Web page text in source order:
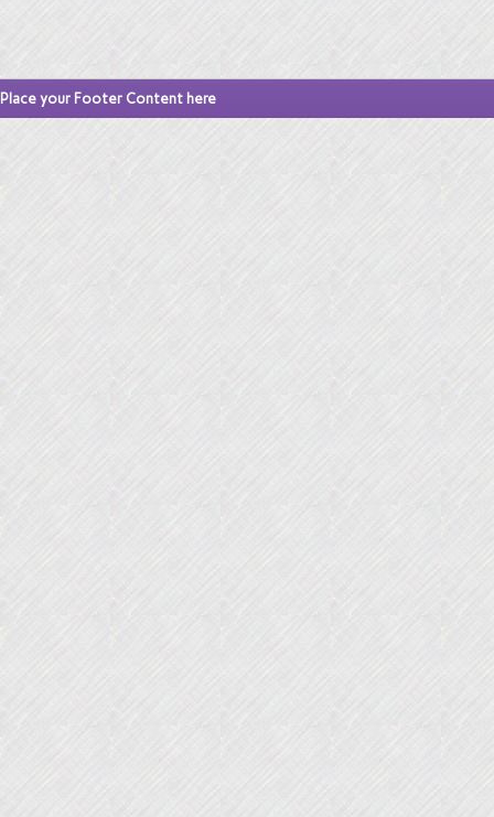
Place your Footer Content here